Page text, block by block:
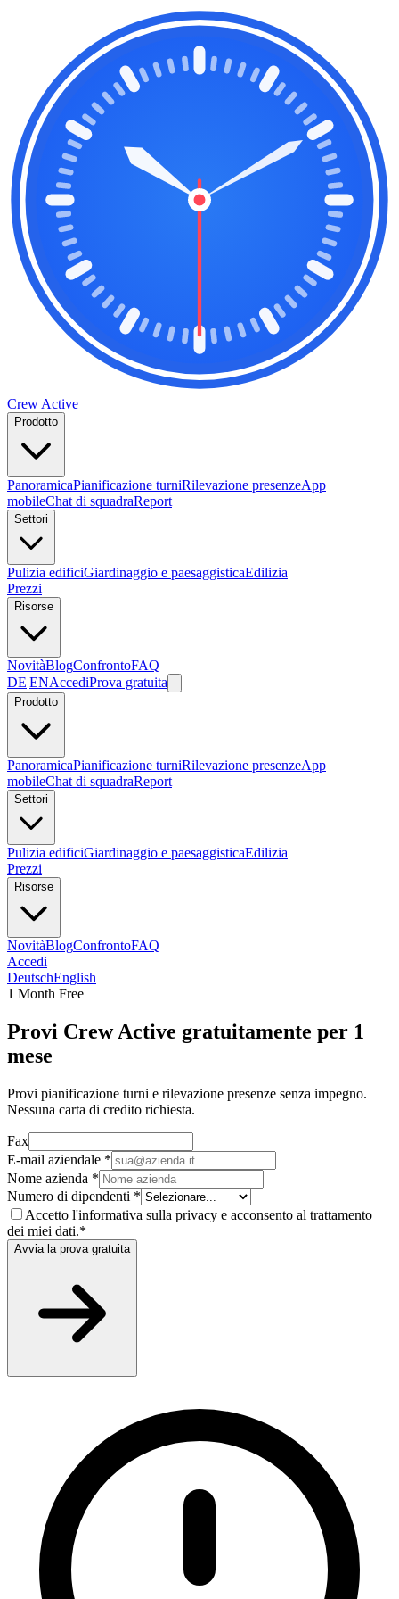
Crew Active
Prodotto
PanoramicaPianificazione turniRilevazione presenzeApp
mobileChat di squadraReport
Settori
Pulizia edificiGiardinaggio e paesaggisticaEdilizia
Prezzi
Risorse
NovitàBlogConfrontoFAQ
DE|ENAccediProva gratuita
Prodotto
PanoramicaPianificazione turniRilevazione presenzeApp
mobileChat di squadraReport
Settori
Pulizia edificiGiardinaggio e paesaggisticaEdilizia
Prezzi
Risorse
NovitàBlogConfrontoFAQ
Accedi
DeutschEnglish
1 Month Free
Provi Crew Active gratuitamente per 1
mese
Provi pianificazione turni e rilevazione presenze senza impegno.
Nessuna carta di credito richiesta.
Fax
E-mail aziendale *
Nome azienda *
Numero di dipendenti *
Accetto l'informativa sulla privacy e acconsento al trattamento
dei miei dati.*
Avvia la prova gratuita